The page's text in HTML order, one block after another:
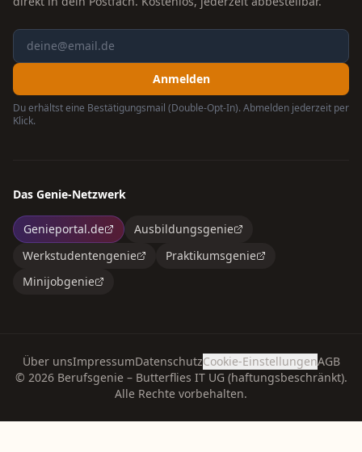
Anmelden
Du erhältst eine Bestätigungsmail (Double-Opt-In). Abmelden jederzeit per
Klick.
Das Genie-Netzwerk
Genieportal.de
Ausbildungsgenie
Werkstudentengenie
Praktikumsgenie
Minijobgenie
Über unsImpressumDatenschutzCookie-EinstellungenAGB
© 2026Berufsgenie – Butterflies IT UG (haftungsbeschränkt).
Alle Rechte vorbehalten.